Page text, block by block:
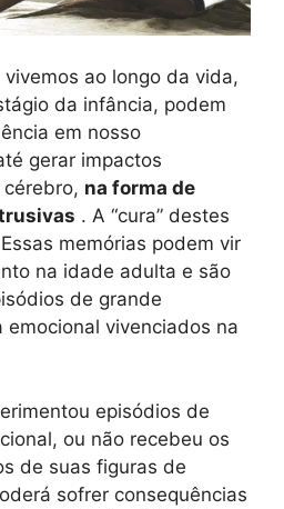
ao longo da vida,
da infância, podem
em nosso
gerar impactos
na forma de
. A “cura” destes
memórias podem vir
na idade adulta e são
de grande
vivenciados na
episódios de
ou não recebeu os
de suas figuras de
sofrer consequências